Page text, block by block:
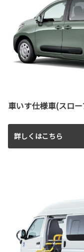
車いす仕様車(スロ
詳しくはこちら